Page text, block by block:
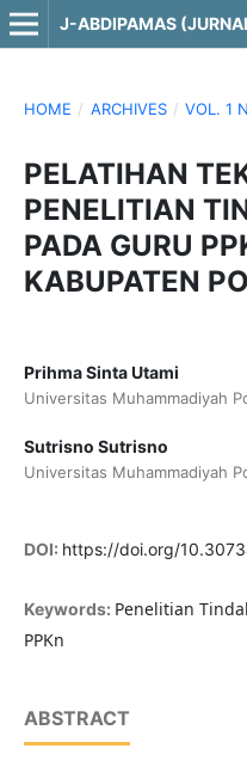
HOME / ARCHIVES / VOL. 1
PELATIHAN
PENELITIAN
PADA GURU
KABUPATEN
Prihma Sinta Utami
Universitas Muhammadiyah
Sutrisno Sutrisno
Universitas Muhammadiyah
DOI: https://doi.org/
Keywords: Penelitian
PPKn
ABSTRACT